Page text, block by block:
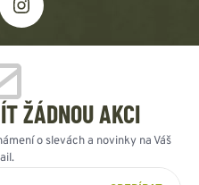
ŽÁDNOU AKCI
o slevách a novinky na Váš